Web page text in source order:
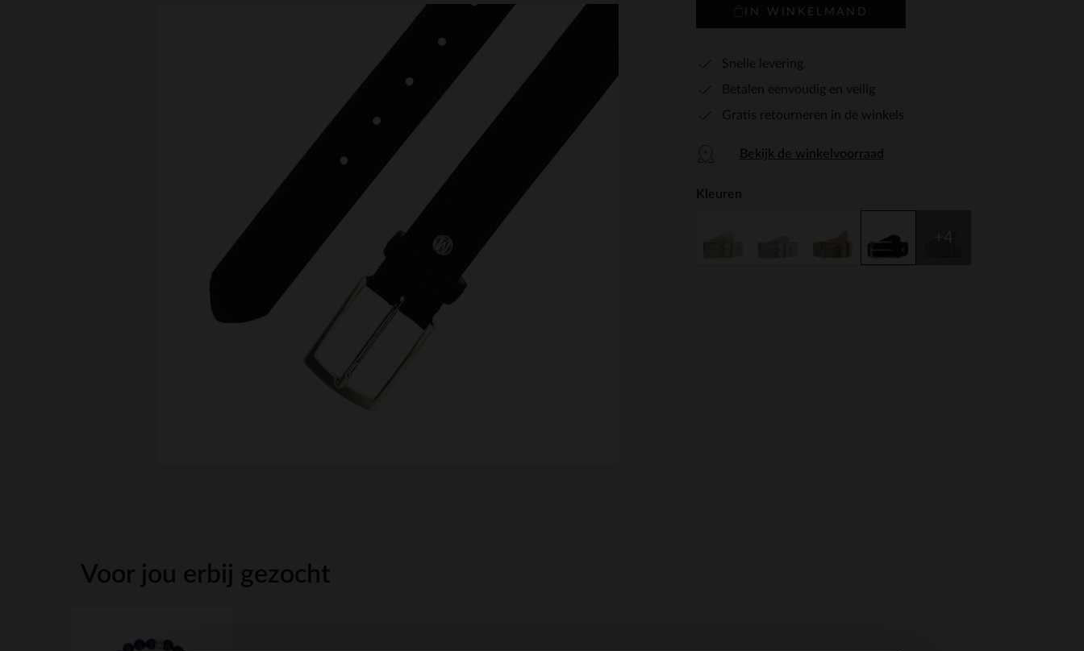
IN WINKELMAND
Snelle levering
Betalen eenvoudig en veilig
Gratis retourneren in de winkels
Bekijk de winkelvoorraad
Kleuren
Voor jou erbij gezocht